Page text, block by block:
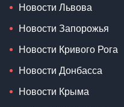
Новости Львова
Новости Запорожья
Новости Кривого Рога
Новости Донбасса
Новости Крыма